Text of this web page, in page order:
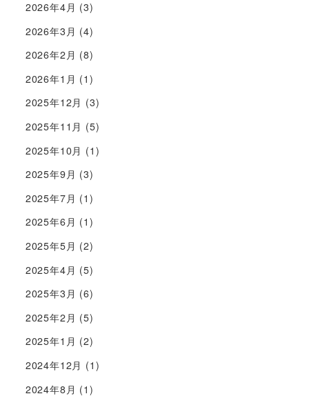
2026年4月 (3)
2026年3月 (4)
2026年2月 (8)
2026年1月 (1)
2025年12月 (3)
2025年11月 (5)
2025年10月 (1)
2025年9月 (3)
2025年7月 (1)
2025年6月 (1)
2025年5月 (2)
2025年4月 (5)
2025年3月 (6)
2025年2月 (5)
2025年1月 (2)
2024年12月 (1)
2024年8月 (1)